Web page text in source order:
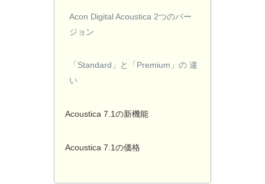
Acon Digital Acoustica 2つのバー
ジョン
「Standard」と「Premium」の 違
い
Acoustica 7.1の新機能
Acoustica 7.1の価格